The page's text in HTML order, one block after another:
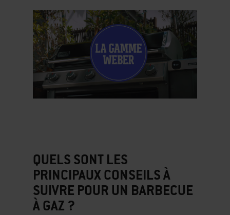
of
various
images
or
QUELS SONT LES
PRINCIPAUX CONSEILS À
SUIVRE POUR UN BARBECUE
À GAZ ?